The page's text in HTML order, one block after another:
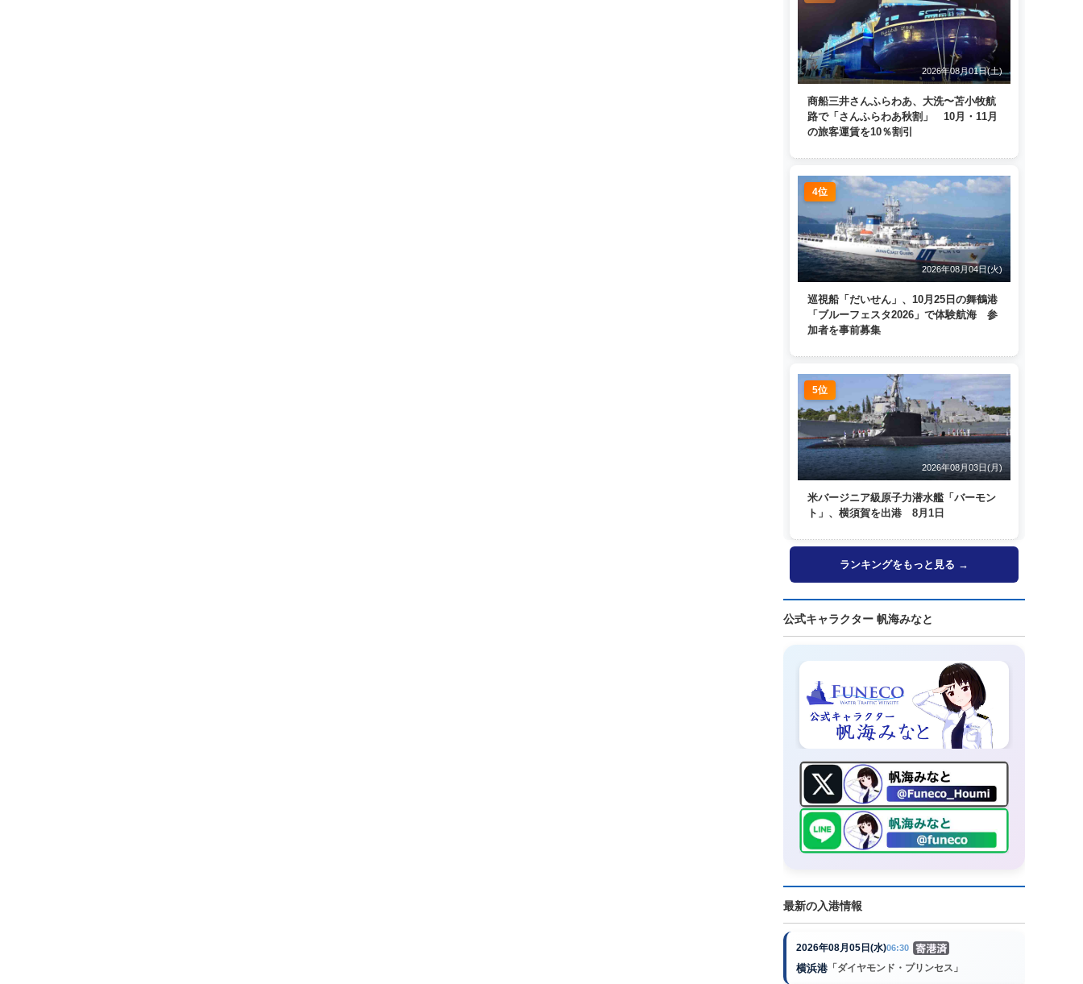
2026年08月01日(土)
商船三井さんふらわあ、大洗〜苫小牧航
路で「さんふらわあ秋割」 10月・11月
の旅客運賃を10％割引
4位
2026年08月04日(火)
巡視船「だいせん」、10月25日の舞鶴港
「ブルーフェスタ2026」で体験航海 参
加者を事前募集
5位
2026年08月03日(月)
米バージニア級原子力潜水艦「バーモン
ト」、横須賀を出港 8月1日
ランキングをもっと見る →
公式キャラクター 帆海みなと
最新の入港情報
2026年08月05日(水)06:30
横浜港 「ダイヤモンド・プリンセス」